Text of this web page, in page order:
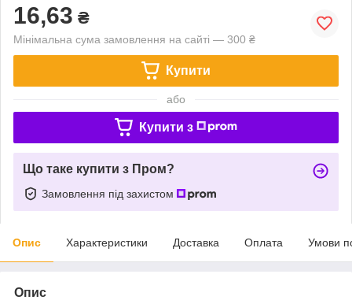
16,63 ₴
Мінімальна сума замовлення на сайті — 300 ₴
Купити
або
Купити з
Що таке купити з Пром?
Замовлення під захистом
Опис Характеристики Доставка Оплата Умови
Опис